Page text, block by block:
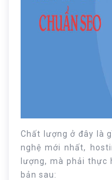
Chất lượng ở đây là
nghệ mới nhất,
lượng, mà phải thực
bản sau: